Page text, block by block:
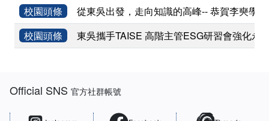
校園頭條
從東吳出發，走向知識的高峰-- 恭賀李奭學
校園頭條
東吳攜手TAISE 高階主管ESG研習會強化永
Official SNS官方社群帳號